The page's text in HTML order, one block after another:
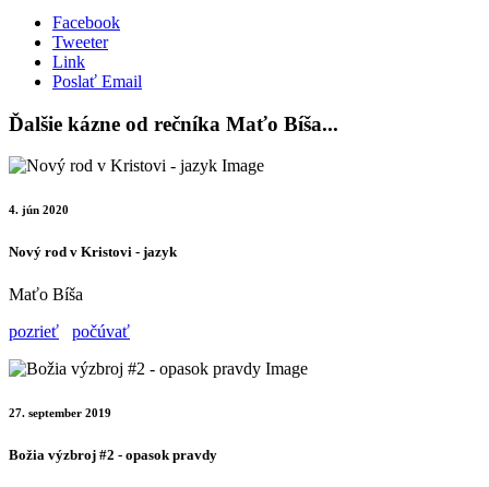
Facebook
Tweeter
Link
Poslať Email
Ďalšie kázne od rečníka Maťo Bíša...
4. jún 2020
Nový rod v Kristovi - jazyk
Maťo Bíša
pozrieť
počúvať
27. september 2019
Božia výzbroj #2 - opasok pravdy